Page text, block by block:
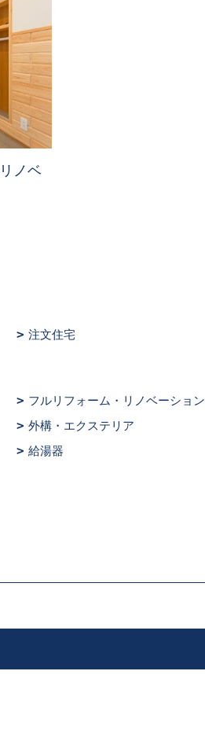
ノベ
注文住宅
フルリフォーム・リノベーション
外構・エクステリア
給湯器